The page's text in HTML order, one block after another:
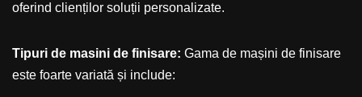
oferind clienților soluții personalizate.
Tipuri de masini de finisare: Gama de mașini de finisare
este foarte variată și include: